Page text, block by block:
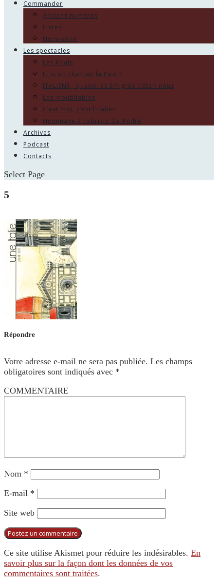
Commander
Anciens numéros
Livres
Hors-série
Les spectacles
Les Ritals
Et si on chantait la Paix ?
ITALIENS , quand les émigrés c’était nous
Les Inoubliables
C’est moi, c’est l’italien
Hommage à Fabrizio De André
Archives
Podcast
Contacts
Select Page
5
Répondre
Votre adresse e-mail ne sera pas publiée. Les champs
obligatoires sont indiqués avec *
COMMENTAIRE
Nom *
E-mail *
Site web
Ce site utilise Akismet pour réduire les indésirables. En
savoir plus sur la façon dont les données de vos
commentaires sont traitées.